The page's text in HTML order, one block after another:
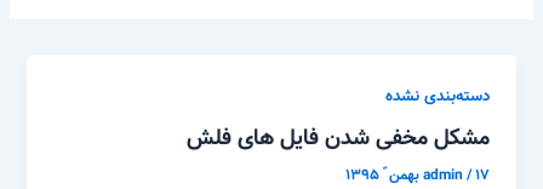
دسته‌بندی نشده
مشکل مخفی شدن فایل های فلش
admin/۱۷ بهمن ّ ۱۳۹۵